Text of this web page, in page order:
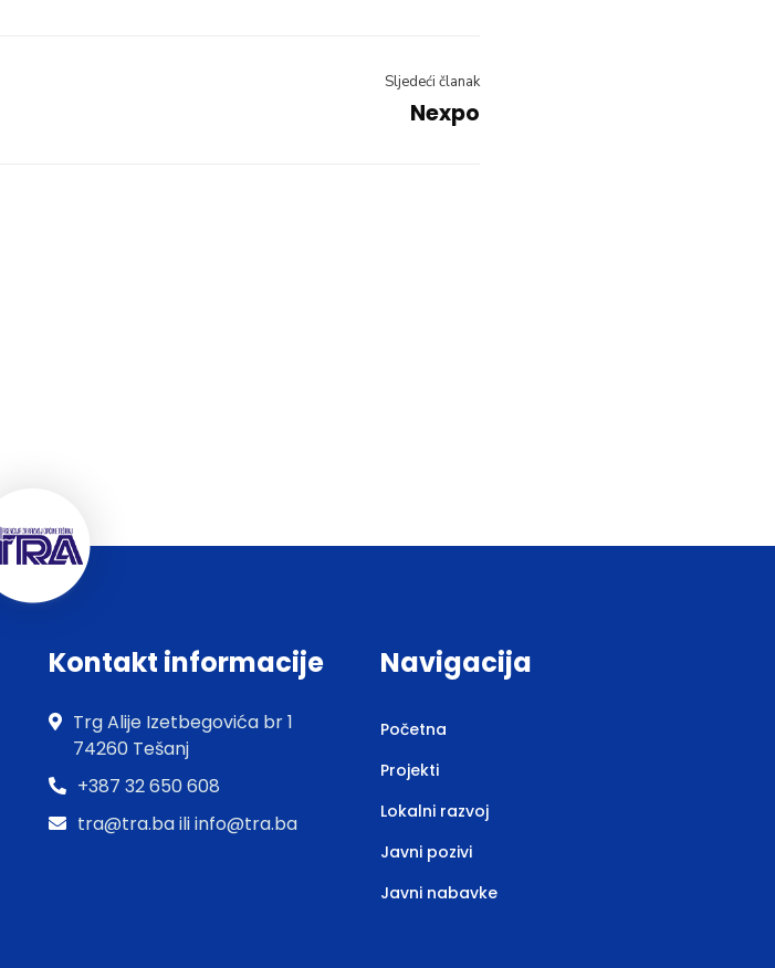
Sljedeći članak
Nexpo
Kontakt informacije
Trg Alije Izetbegovića br 1
74260 Tešanj
+387 32 650 608
tra@tra.ba ili info@tra.ba
Navigacija
Početna
Projekti
Lokalni razvoj
Javni pozivi
Javni nabavke